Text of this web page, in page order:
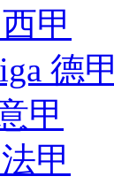
甲
德甲
甲
甲